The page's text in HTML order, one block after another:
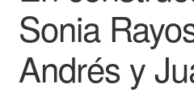
Sonia
Andrés y